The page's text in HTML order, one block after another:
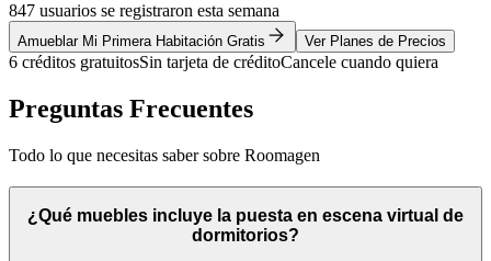
847 usuarios se registraron esta semana
Amueblar Mi Primera Habitación Gratis Ver Planes de Precios
6 créditos gratuitosSin tarjeta de créditoCancele cuando quiera
Preguntas Frecuentes
Todo lo que necesitas saber sobre Roomagen
¿Qué muebles incluye la puesta en escena virtual de
dormitorios?